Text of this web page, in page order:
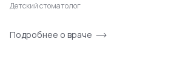
Детский стоматолог
Подробнее о враче